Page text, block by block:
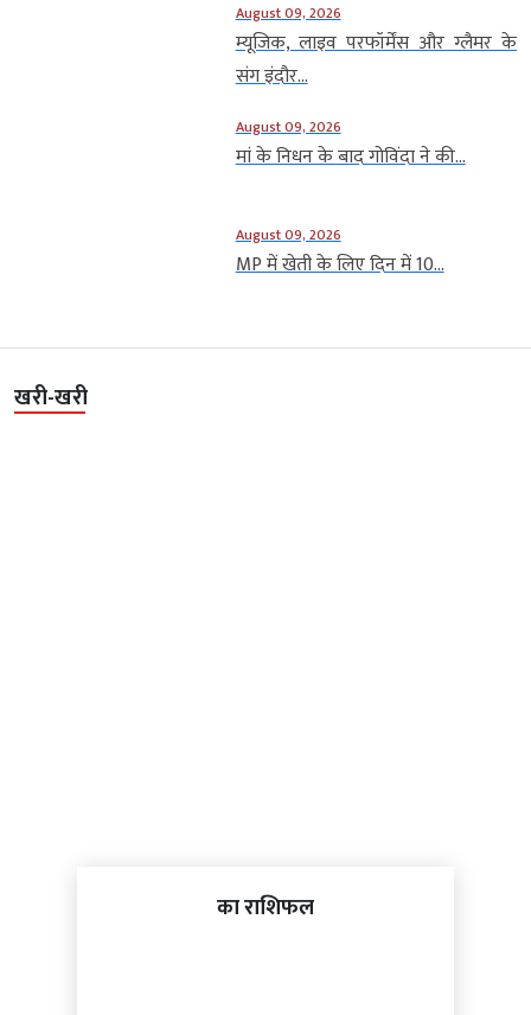
August 09, 2026
म्यूजिक, लाइव परफॉर्मेंस और ग्लैमर के
संग इंदौर...
August 09, 2026
मां के निधन के बाद गोविंदा ने की...
August 09, 2026
MP में खेती के लिए दिन में 10...
खरी-खरी
का राशिफल